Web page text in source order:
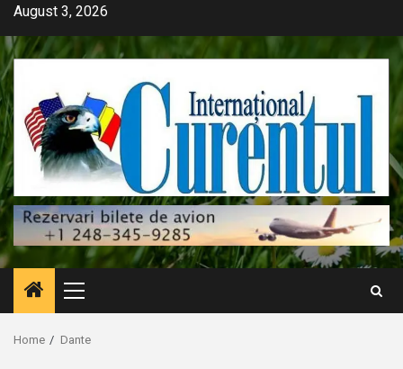
Skip
content
August 3, 2026
Primary
Menu
Home Dante